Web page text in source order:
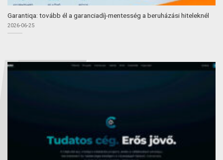
Garantiqa: tovább él a garanciadíj-mentesség a beruházási hiteleknél
2026-06-25